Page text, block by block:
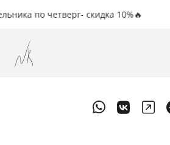
по четверг- скидка 10%🔥